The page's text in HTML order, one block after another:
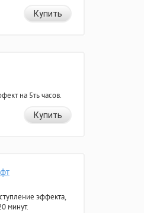
Купить
на 5ть часов.
Купить
эффекта,
минут.